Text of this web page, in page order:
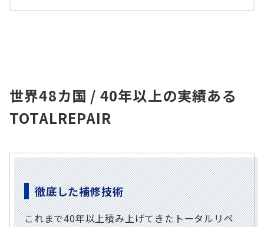
世界48カ国 / 40年以上の実績ある
TOTALREPAIR
徹底した補修技術
これまで40年以上積み上げてきたトータルリペ